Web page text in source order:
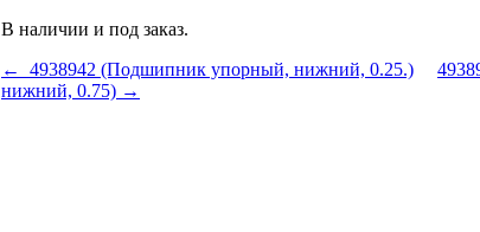
В наличии и под заказ.
← 4938942 (Подшипник упорный, нижний, 0.25.)
нижний, 0.75) →